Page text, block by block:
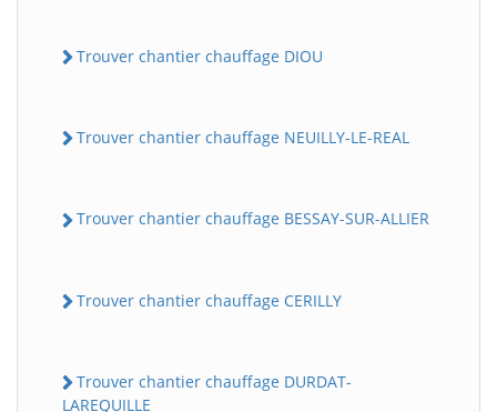
Trouver chantier chauffage DIOU
Trouver chantier chauffage NEUILLY-LE-REAL
Trouver chantier chauffage BESSAY-SUR-ALLIER
Trouver chantier chauffage CERILLY
Trouver chantier chauffage DURDAT-
LAREQUILLE